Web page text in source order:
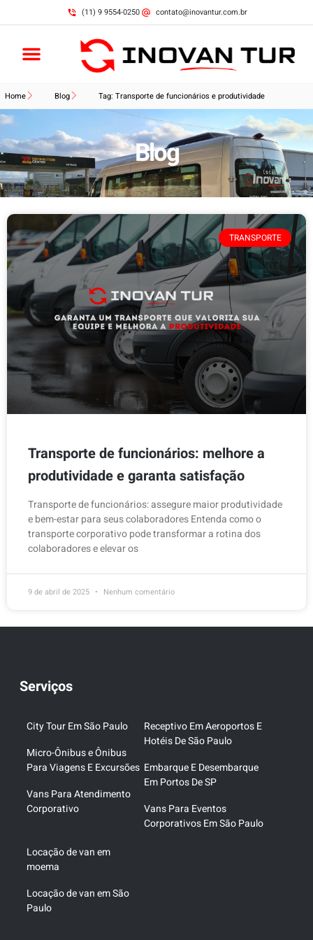
(11) 9 9554-0250 contato@inovantur.com.br
Home Blog Tag: Transporte de funcionários e produtividade
Blog
TRANSPORTE
Transporte de funcionários: melhore a
produtividade e garanta satisfação
Transporte de funcionários: assegure maior produtividade
e bem-estar para seus colaboradores Entenda como o
transporte corporativo pode transformar a rotina dos
colaboradores e elevar os
9 de abril de 2025 Nenhum comentário
Serviços
City Tour Em São Paulo
Micro-Ônibus e Ônibus
Para Viagens E Excursões
Vans Para Atendimento
Corporativo
Receptivo Em Aeroportos E
Hotéis De São Paulo
Embarque E Desembarque
Em Portos De SP
Vans Para Eventos
Corporativos Em São Paulo
Locação de van em
moema
Locação de van em São
Paulo